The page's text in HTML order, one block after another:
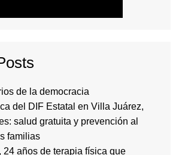
de la democracia
del DIF Estatal en Villa Juárez,
salud gratuita y prevención al
familias
24 años de terapia física que